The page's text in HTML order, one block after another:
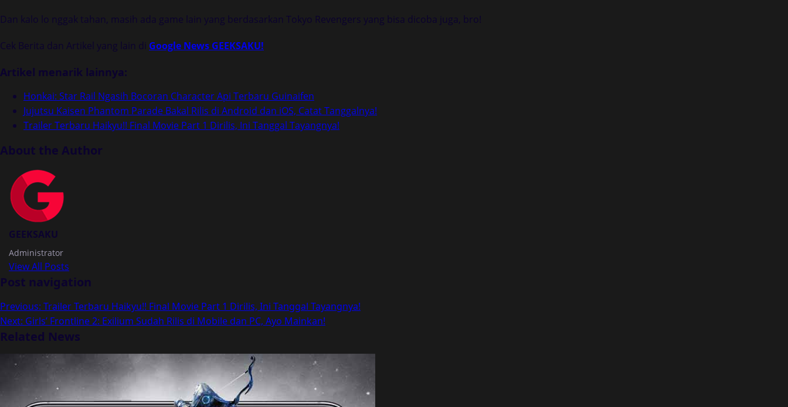
Dan kalo lo nggak tahan, masih ada game lain yang berdasarkan Tokyo Revengers yang bisa dicoba juga, bro!
Cek Berita dan Artikel yang lain di Google News GEEKSAKU!
Artikel menarik lainnya:
Honkai: Star Rail Ngasih Bocoran Character Api Terbaru Guinaifen
Jujutsu Kaisen Phantom Parade Bakal Rilis di Android dan iOS, Catat Tanggalnya!
Trailer Terbaru Haikyu!! Final Movie Part 1 Dirilis, Ini Tanggal Tayangnya!
About the Author
GEEKSAKU
Administrator
View All Posts
Post navigation
Previous: Trailer Terbaru Haikyu!! Final Movie Part 1 Dirilis, Ini Tanggal Tayangnya!
Next: Girls’ Frontline 2: Exilium Sudah Rilis di Mobile dan PC, Ayo Mainkan!
Related News